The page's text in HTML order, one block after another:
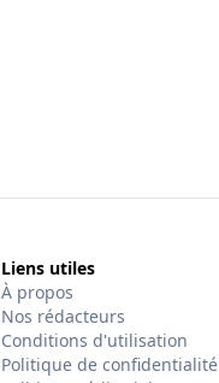
Liens utiles
À propos
Nos rédacteurs
Conditions d'utilisation
Politique de confidentialité